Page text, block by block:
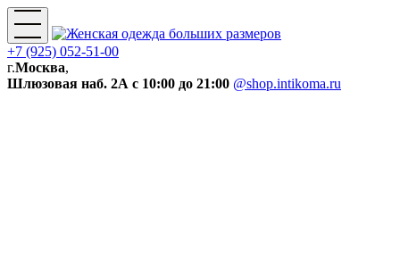
+7 (925) 052-51-00
г.Москва,
Шлюзовая наб. 2А с 10:00 до 21:00 @shop.intikoma.ru